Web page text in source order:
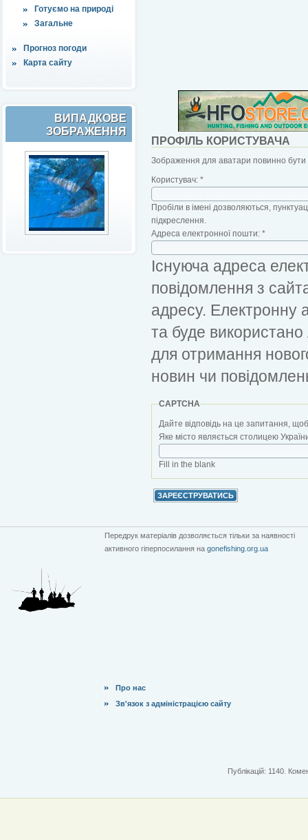
Готуємо на природі
Загальне
Прогноз погоди
Карта сайту
ВИПАДКОВЕ
ЗОБРАЖЕННЯ
ПРОФІЛЬ КОРИСТУВАЧА
Зображення для аватари повинно бути
Користувач: *
Пробіли в імені дозволяються,
підкреслення.
Адреса електронної пошти: *
Існуюча адреса
повідомлення з
адресу. Електронну
та буде
для отримання
новин чи
CAPTCHA
Дайте відповідь на це запитання,
Яке місто являється столицею
Fill in the blank
Передрук матеріалів дозволяється тільки за наявності
активного гіперпосилання на gonefishing.org.ua
Про нас
Зв'язок з адміністрацією сайту
Публікацій: 1140.